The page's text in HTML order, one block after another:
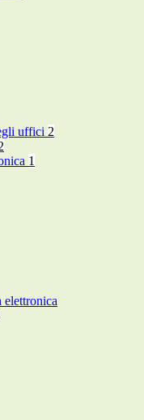
uffici 2
1
elettronica